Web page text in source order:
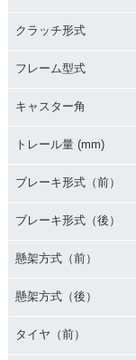
クラッチ形式
フレーム型式
キャスター角
トレール量 (mm)
ブレーキ形式（前）
ブレーキ形式（後）
懸架方式（前）
懸架方式（後）
タイヤ（前）